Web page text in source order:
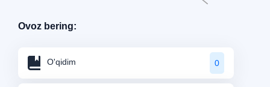
Ovoz bering:
O'qidim 0